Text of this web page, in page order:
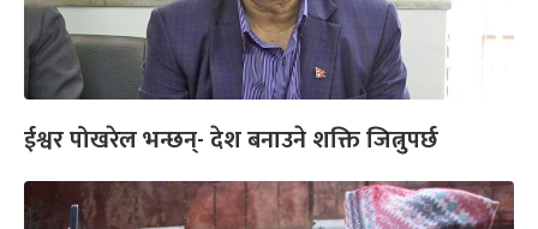
ईश्वर पोखरेल भन्छन्- देश बनाउने शक्ति जित्नुपर्छ